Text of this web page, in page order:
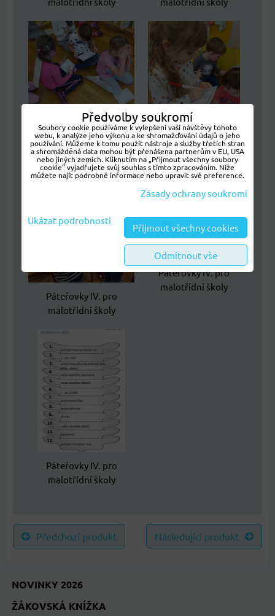
Páteřovky IV. pro
malotřídní školy
Páteřovky IV. pro
malotřídní školy
Páteřovky IV. pro
malotřídní školy
Páteřovky IV. pro
malotřídní školy
Páteřovky IV. pro
malotřídní školy
Předchozí produkt Následující produkt
NOVINKY 2026
ŽÁKOVSKÁ KNÍŽKA
Předvolby soukromí
Soubory cookie používáme k vylepšení vaší návštěvy tohoto
webu, k analýze jeho výkonu a ke shromažďování údajů o jeho
používání. Můžeme k tomu použít nástroje a služby třetích stran
a shromážděná data mohou být přenášena partnerům v EU, USA
nebo jiných zemích. Kliknutím na „Přijmout všechny soubory
cookie“ vyjadřujete svůj souhlas s tímto zpracováním. Níže
můžete najít podrobné informace nebo upravit své preference.
Zásady ochrany soukromí
Ukázat podrobnosti
Přijmout všechny cookies
Odmítnout vše